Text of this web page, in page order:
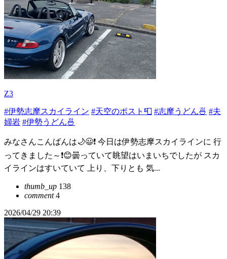
Z3
#伊勢志摩スカイライン #天空のポスト📮 #志摩うどん🍜 #夫
婦岩 #伊勢うどん🍜
みなさんこんばんは🌙😃❗ 今日は伊勢志摩スカイラインに 行
ってきました～❗😊曇っていて眺望はいまいちでしたが スカ
イラインはすいていて 上り、下りとも 気...
thumb_up 138
comment4
2026/04/29 20:39